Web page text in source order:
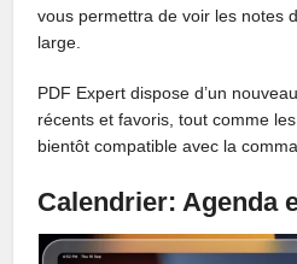
vous permettra de voir les notes
large.
PDF Expert dispose d’un
récents et favoris, tout comme
bientôt compatible avec la
Calendrier: Agenda